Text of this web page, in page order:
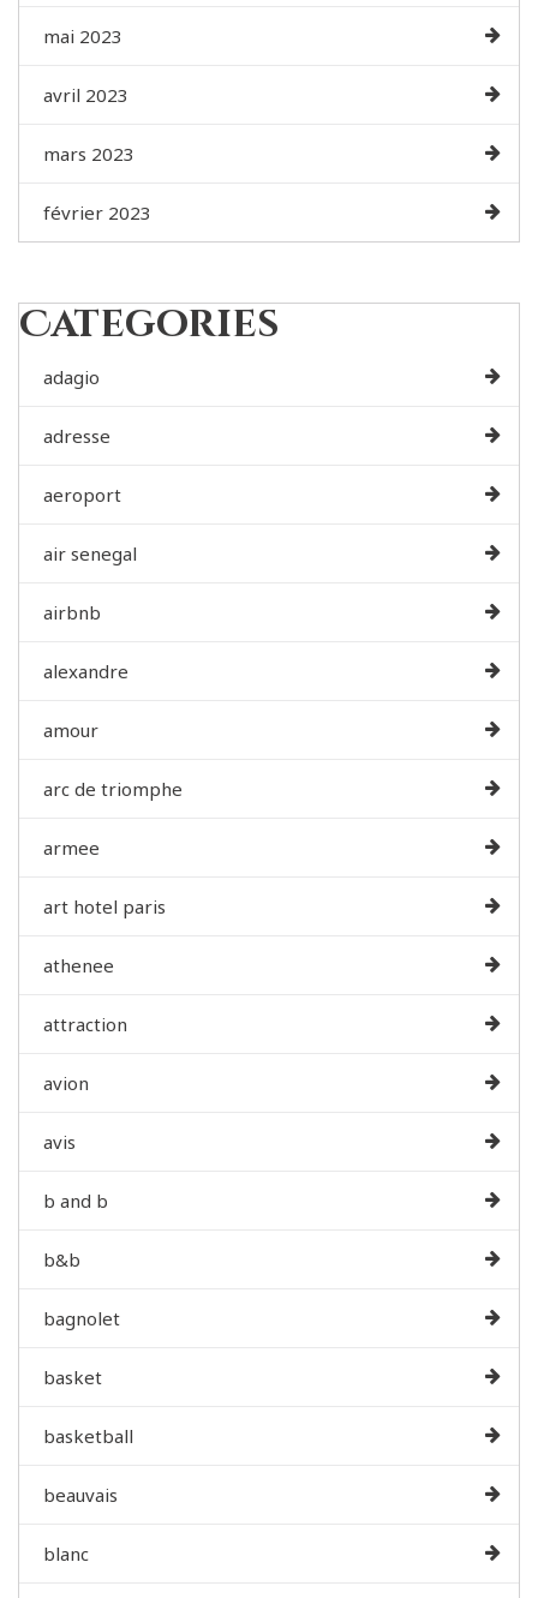
mai 2023
avril 2023
mars 2023
février 2023
Categories
adagio
adresse
aeroport
air senegal
airbnb
alexandre
amour
arc de triomphe
armee
art hotel paris
athenee
attraction
avion
avis
b and b
b&b
bagnolet
basket
basketball
beauvais
blanc